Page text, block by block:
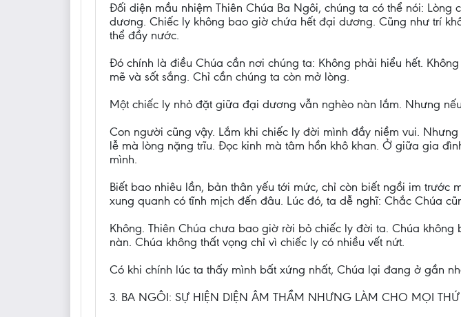
Đối diện mầu nhiệm Thiên Chúa Ba Ngôi, chúng ta có thể nói:
dương. Chiếc ly không bao giờ chứa hết đại dương. Cũng như trí
thể đầy nước.
Đó chính là điều Chúa cần nơi chúng ta: Không phải hiểu hết.
mẽ và sốt sắng. Chỉ cần chúng ta còn mở lòng.
Một chiếc ly nhỏ đặt giữa đại dương vẫn nghèo nàn lắm. Nhưng
Con người cũng vậy. Lắm khi chiếc ly đời mình đầy niềm vui.
lễ mà lòng nặng trĩu. Đọc kinh mà tâm hồn khô khan. Ở giữa gia
mình.
Biết bao nhiêu lần, bản thân yếu tới mức, chỉ còn biết ngồi im trước
xung quanh có tĩnh mịch đến đâu. Lúc đó, ta dễ nghĩ: Chắc Chúa
Không. Thiên Chúa chưa bao giờ rời bỏ chiếc ly đời ta. Chúa
nàn. Chúa không thất vọng chỉ vì chiếc ly có nhiều vết nứt.
Có khi chính lúc ta thấy mình bất xứng nhất, Chúa lại đang ở gần
3. BA NGÔI: SỰ HIỆN DIỆN ÂM THẦM NHƯNG LÀM CHO MỌI